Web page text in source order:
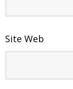
Site Web